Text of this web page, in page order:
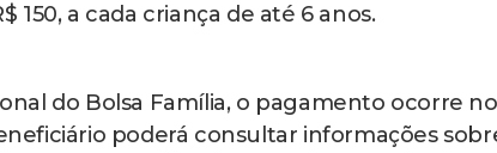
150, a cada criança de até 6 anos.
do Bolsa Família, o pagamento ocorre
poderá consultar informações